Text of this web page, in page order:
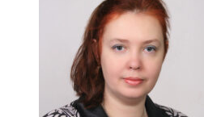
Програма Академій Cisco.
(Основи апаратного та
ПК)» та «IoT
(Основи Інтернету речей:
аналітика)»; СТЕМ-
комп’ютерів, знаходження
нейсправностей, з
аналітичних технологій